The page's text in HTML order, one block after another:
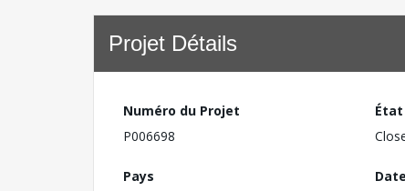
Projet Détails
Numéro du Projet
P006698
État
Pays